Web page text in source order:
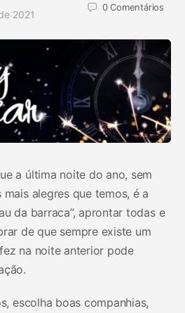
2021
0Comentários
a última noite do ano, sem
alegres que temos, é a
da barraca”, aprontar todas e
de que sempre existe um
na noite anterior pode
escolha boas companhias,